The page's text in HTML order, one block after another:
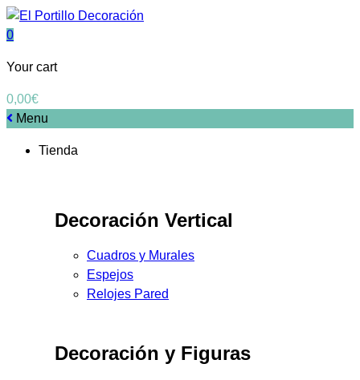
0
Your cart
0,00€
Menu
Tienda
Decoración Vertical
Cuadros y Murales
Espejos
Relojes Pared
Decoración y Figuras